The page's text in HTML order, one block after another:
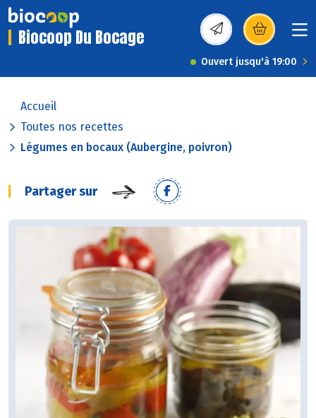
Biocoop Du Bocage (s’ouvre dans une
Ouvert jusqu'à 19:00
Accueil
Toutes nos recettes
Légumes en bocaux (Aubergine, poivron)
Partager sur